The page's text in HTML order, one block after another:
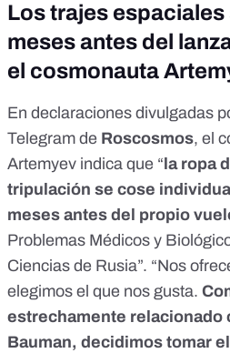
Los trajes espaciales
meses antes del
el cosmonauta
En declaraciones divulgadas
Telegram de Roscosmos, el
Artemyev indica que “ la ropa
tripulación se cose
meses antes del propio
Problemas Médicos y
Ciencias de Rusia”. “Nos
elegimos el que nos gusta.
estrechamente relacionado
Bauman, decidimos tomar